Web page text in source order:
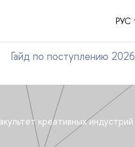
РУС
Гайд по поступлению 2026
креативных индустрий